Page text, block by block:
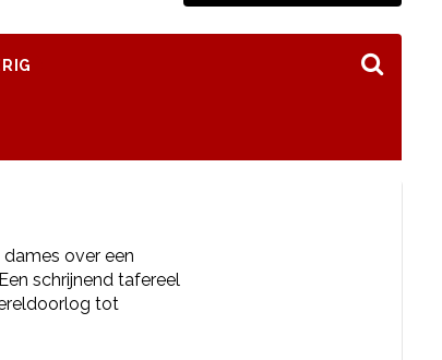
over een
schrijnend tafereel
tot